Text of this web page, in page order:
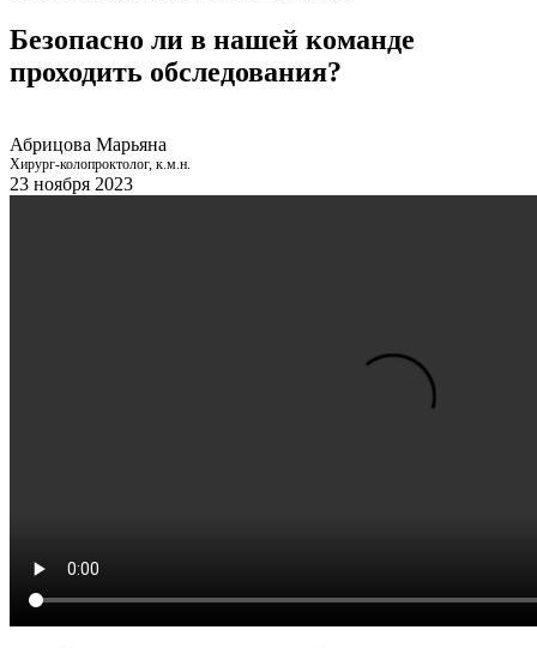
Безопасно ли в нашей команде
проходить обследования?
Абрицова Марьяна
Хирург-колопроктолог, к.м.н.
23 ноября 2023